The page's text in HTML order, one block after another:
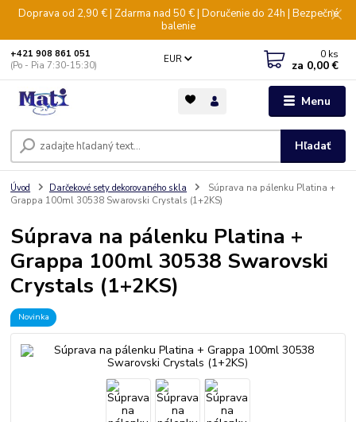
Doprava od 2,90 € | Zdarma nad 50 € | Doručenie do 24h | Bezpečné
balenie
Menu
EUR
Hľadať
+421 908 861 051
(Po - Pia 7:30-15:30)
0 ks
za 0,00 €
Úvod Darčekové sety dekorovaného skla
Súprava na pálenku Platina +
Grappa 100ml 30538 Swarovski Crystals (1+2KS)
Súprava na pálenku Platina +
Grappa 100ml 30538 Swarovski
Crystals (1+2KS)
Novinka